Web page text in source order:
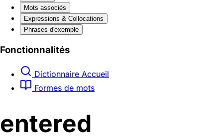
Mots associés
Expressions & Collocations
Phrases d'exemple
Fonctionnalités
Dictionnaire Accueil
Formes de mots
entered